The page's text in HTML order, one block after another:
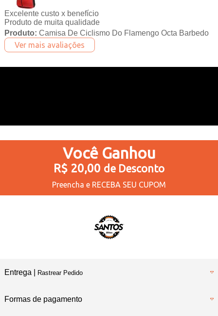
Excelente custo x benefício
Produto de muita qualidade
Produto: Camisa De Ciclismo Do Flamengo Octa Barbedo
Ver mais avaliações
Você Ganhou
R$ 20,00 de Desconto
Preencha e RECEBA SEU CUPOM
Entrega | Rastrear Pedido
Formas de pagamento